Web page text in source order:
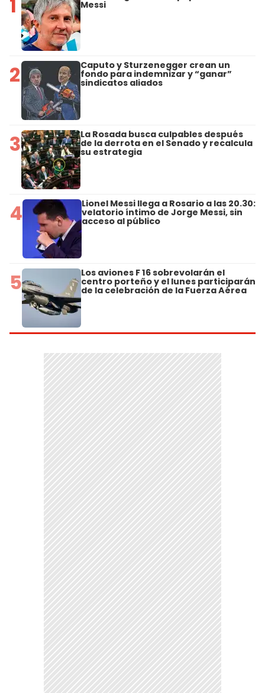
1 Messi
2 Caputo y Sturzenegger crean un
fondo para indemnizar y “ganar”
sindicatos aliados
3 La Rosada busca culpables después
de la derrota en el Senado y recalcula
su estrategia
4 Lionel Messi llega a Rosario a las 20.30:
velatorio íntimo de Jorge Messi, sin
acceso al público
5 Los aviones F 16 sobrevolarán el
centro porteño y el lunes participarán
de la celebración de la Fuerza Aérea